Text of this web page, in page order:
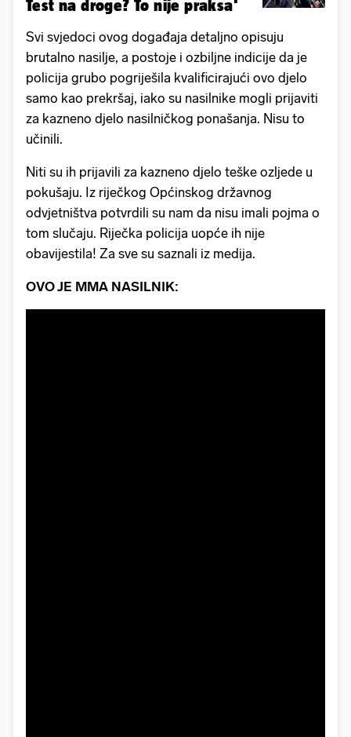
Test na droge? To nije praksa'
Svi svjedoci ovog događaja detaljno opisuju
brutalno nasilje, a postoje i ozbiljne indicije da je
policija grubo pogriješila kvalificirajući ovo djelo
samo kao prekršaj, iako su nasilnike mogli prijaviti
za kazneno djelo nasilničkog ponašanja. Nisu to
učinili.
Niti su ih prijavili za kazneno djelo teške ozljede u
pokušaju. Iz riječkog Općinskog državnog
odvjetništva potvrdili su nam da nisu imali pojma o
tom slučaju. Riječka policija uopće ih nije
obavijestila! Za sve su saznali iz medija.
OVO JE MMA NASILNIK: